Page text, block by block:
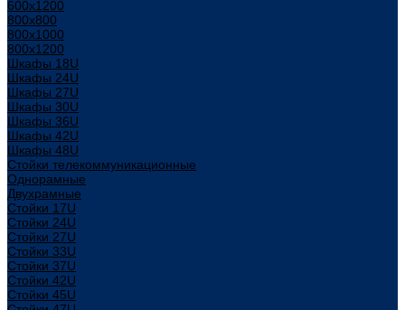
600х1200
800x800
800х1000
800х1200
Шкафы 18U
Шкафы 24U
Шкафы 27U
Шкафы 30U
Шкафы 36U
Шкафы 42U
Шкафы 48U
Стойки телекоммуникационные
Однорамные
Двухрамные
Стойки 17U
Стойки 24U
Стойки 27U
Стойки 33U
Стойки 37U
Стойки 42U
Стойки 45U